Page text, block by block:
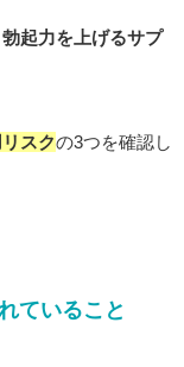
勃起力を上げるサプ
スクの3つを確認し
ていること